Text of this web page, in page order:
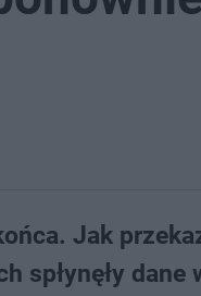
Jak
spłynęły dane